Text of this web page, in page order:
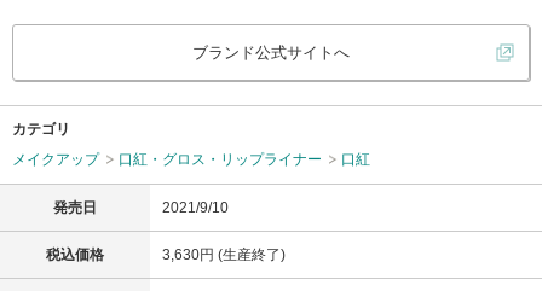
ブランド公式サイトへ
カテゴリ
メイクアップ
口紅・グロス・リップライナー 口紅
発売日 2021/9/10
税込価格 3,630円 (生産終了)